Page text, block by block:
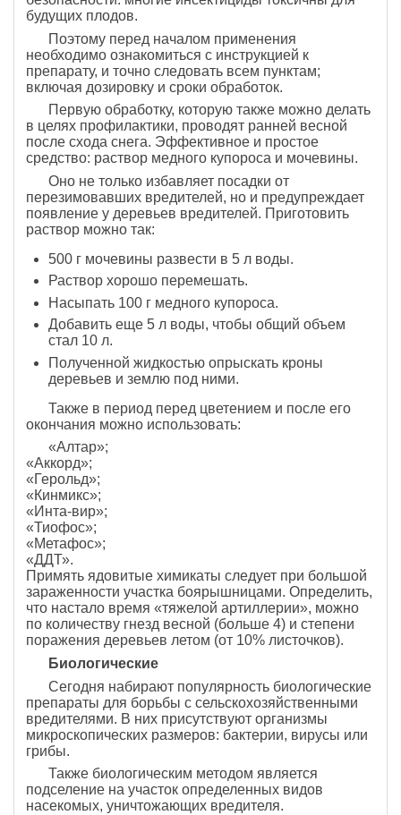
будущих плодов.
Поэтому перед началом применения
необходимо ознакомиться с инструкцией к
препарату, и точно следовать всем пунктам;
включая дозировку и сроки обработок.
Первую обработку, которую также можно делать
в целях профилактики, проводят ранней весной
после схода снега. Эффективное и простое
средство: раствор медного купороса и мочевины.
Оно не только избавляет посадки от
перезимовавших вредителей, но и предупреждает
появление у деревьев вредителей. Приготовить
раствор можно так:
500 г мочевины развести в 5 л воды.
Раствор хорошо перемешать.
Насыпать 100 г медного купороса.
Добавить еще 5 л воды, чтобы общий объем
стал 10 л.
Полученной жидкостью опрыскать кроны
деревьев и землю под ними.
Также в период перед цветением и после его
окончания можно использовать:
«Алтар»;
«Аккорд»;
«Герольд»;
«Кинмикс»;
«Инта-вир»;
«Тиофос»;
«Метафос»;
«ДДТ».
Примять ядовитые химикаты следует при большой
зараженности участка боярышницами. Определить,
что настало время «тяжелой артиллерии», можно
по количеству гнезд весной (больше 4) и степени
поражения деревьев летом (от 10% листочков).
Биологические
Сегодня набирают популярность биологические
препараты для борьбы с сельскохозяйственными
вредителями. В них присутствуют организмы
микроскопических размеров: бактерии, вирусы или
грибы.
Также биологическим методом является
подселение на участок определенных видов
насекомых, уничтожающих вредителя.